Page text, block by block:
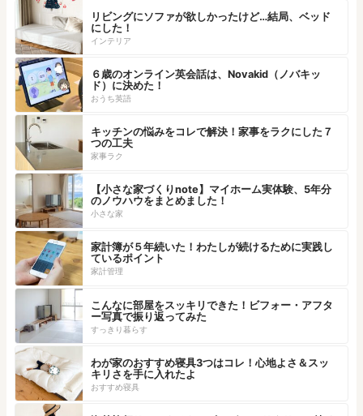
リビングにソファが欲しかったけど…結局、ベッド
にした！
インテリア
６歳のオンライン英会話は、Novakid（ノバキッ
ド）に決めた！
おうち英語
キッチンの悩みをコレで解決！家事をラクにした７
つの工夫
家事ラク
【小さな家づくりnote】マイホーム実体験、5年分
のノウハウをまとめました！
小さな家
家計簿が５年続いた！わたしが続けるために実践し
ているポイント
家計管理
こんなに部屋をスッキリできた！ビフォー・アフタ
ー写真で振り返ってみた
すっきり暮らす
わが家のおすすめ寝具3つはコレ！心地よさ＆スッ
キリさを手に入れたよ
おすすめ寝具